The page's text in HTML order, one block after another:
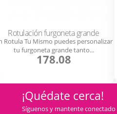
Rotulación furgoneta grande
Rotula Tu Mismo puedes personalizar
tu furgoneta grande tanto...
178.08
¡Quédate cerca!
Síguenos y mantente conectado